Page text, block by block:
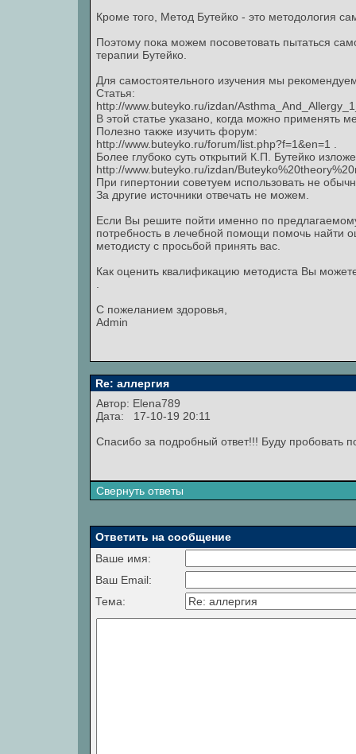
Кроме того, Метод Бутейко - это методология
Поэтому пока можем посоветовать пытаться
терапии Бутейко.
Для самостоятельного изучения мы
Статья:
http://www.buteyko.ru/izdan/
В этой статье указано, когда можно применять
Полезно также изучить форум:
http://www.buteyko.ru/forum/list.php?f=1&en=1 .
Более глубоко суть открытий К.П. Бутейко
http://www.buteyko.ru/izdan/
При гипертонии советуем использовать не
За другие источники отвечать не можем.
Если Вы решите пойти именно по
потребность в лечебной помощи помочь найти
методисту с просьбой принять вас.
Как оценить квалификацию методиста Вы
С пожеланием здоровья,
Admin
Re: аллергия
Автор: Elena789
Дата: 17-10-19 20:11
Спасибо за подробный ответ!!! Буду пробовать
Свернуть ответы
Ответить на сообщение
Ваше имя:
Ваш Email:
Тема: